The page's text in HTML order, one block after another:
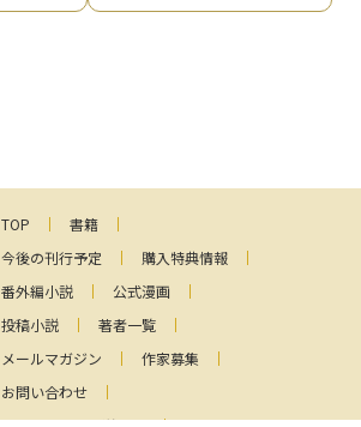
TOP
書籍
今後の刊行予定
購入特典情報
番外編小説
公式漫画
投稿小説
著者一覧
メールマガジン
作家募集
お問い合わせ